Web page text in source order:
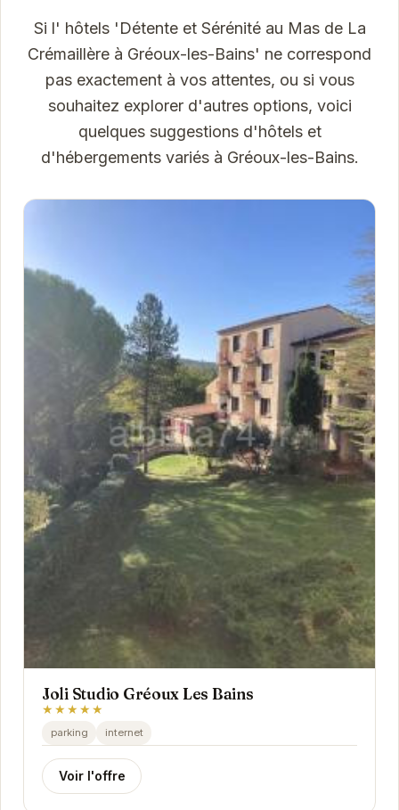
Si l' hôtels 'Détente et Sérénité au Mas de La
Crémaillère à Gréoux-les-Bains' ne correspond
pas exactement à vos attentes, ou si vous
souhaitez explorer d'autres options, voici
quelques suggestions d'hôtels et
d'hébergements variés à Gréoux-les-Bains.
Joli Studio Gréoux Les Bains
★★★★★
parking internet
Voir l'offre